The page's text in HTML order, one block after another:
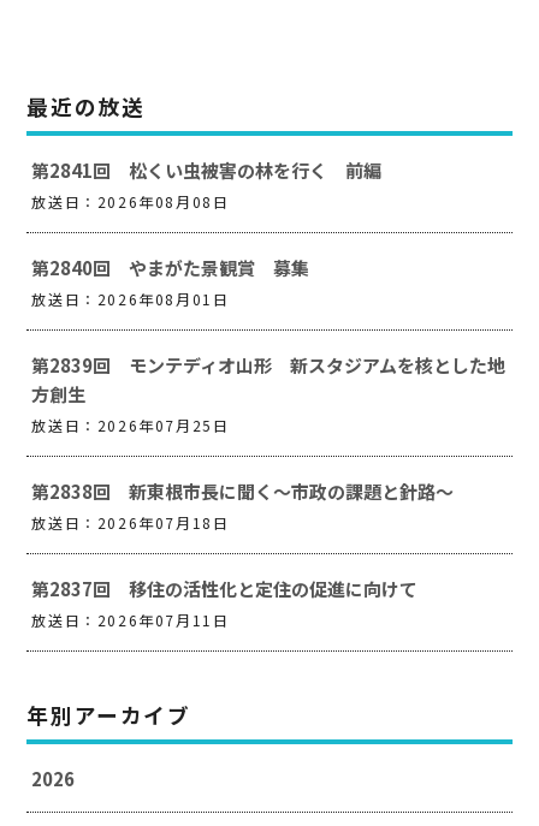
最近の放送
第2841回 松くい虫被害の林を行く 前編
放送日：2026年08月08日
第2840回 やまがた景観賞 募集
放送日：2026年08月01日
第2839回 モンテディオ山形 新スタジアムを核とした地
方創生
放送日：2026年07月25日
第2838回 新東根市長に聞く～市政の課題と針路～
放送日：2026年07月18日
第2837回 移住の活性化と定住の促進に向けて
放送日：2026年07月11日
年別アーカイブ
2026